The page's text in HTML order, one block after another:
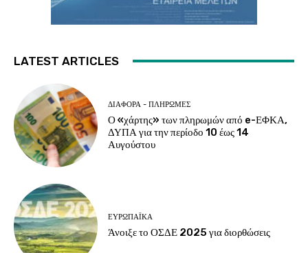
LATEST ARTICLES
ΔΙΆΦΟΡΑ - ΠΛΗΡΩΜΈΣ
Ο «χάρτης» των πληρωμών από e-ΕΦΚΑ,
ΔΥΠΑ για την περίοδο 10 έως 14
Αυγούστου
ΕΥΡΩΠΑΪΚΆ
Άνοιξε το ΟΣΔΕ 2025 για διορθώσεις